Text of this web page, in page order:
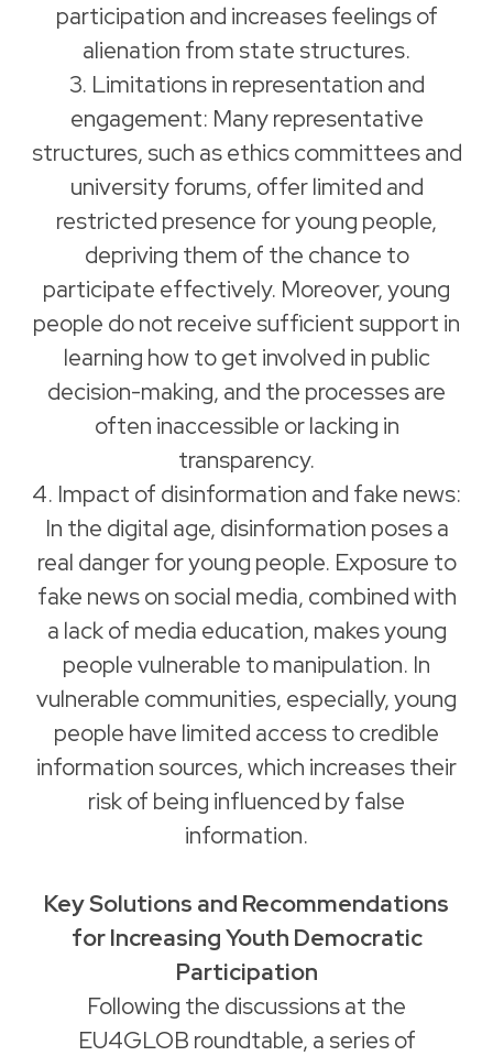
participation and increases feelings of
alienation from state structures.
3. Limitations in representation and
engagement: Many representative
structures, such as ethics committees and
university forums, offer limited and
restricted presence for young people,
depriving them of the chance to
participate effectively. Moreover, young
people do not receive sufficient support in
learning how to get involved in public
decision-making, and the processes are
often inaccessible or lacking in
transparency.
4. Impact of disinformation and fake news:
In the digital age, disinformation poses a
real danger for young people. Exposure to
fake news on social media, combined with
a lack of media education, makes young
people vulnerable to manipulation. In
vulnerable communities, especially, young
people have limited access to credible
information sources, which increases their
risk of being influenced by false
information.
Key Solutions and Recommendations
for Increasing Youth Democratic
Participation
Following the discussions at the
EU4GLOB roundtable, a series of